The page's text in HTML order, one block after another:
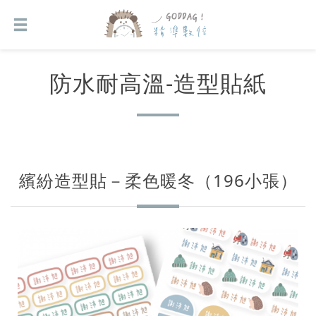
防水耐高溫-造型貼紙
繽紛造型貼－柔色暖冬（196小張）